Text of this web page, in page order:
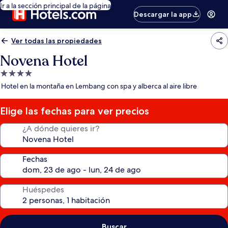
Ir a la sección principal de la página
Descargar la app
Ver todas las propiedades
Novena Hotel
Propiedad
de
estrellas
Hotel en la montaña en Lembang con spa y alberca al aire libre
Elige las fechas para ver precios
¿A dónde quieres ir?
Fechas
Huéspedes